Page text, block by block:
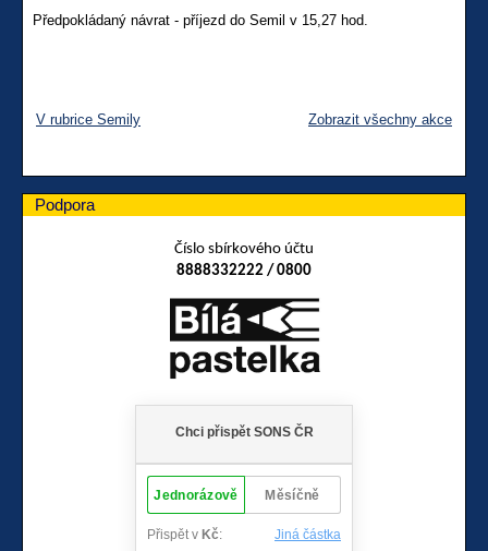
Předpokládaný návrat - příjezd do Semil v 15,27 hod.
V rubrice Semily Zobrazit všechny akce
Podpora
Číslo sbírkového účtu
8888332222 / 0800